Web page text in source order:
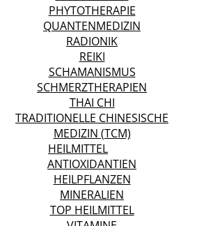
PHYTOTHERAPIE
QUANTENMEDIZIN
RADIONIK
REIKI
SCHAMANISMUS
SCHMERZTHERAPIEN
THAI CHI
TRADITIONELLE CHINESISCHE
MEDIZIN (TCM)
HEILMITTEL
ANTIOXIDANTIEN
HEILPFLANZEN
MINERALIEN
TOP HEILMITTEL